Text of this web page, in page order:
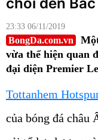
23:33 06/11/2019
BongDa.com.vn
vừa thể hiện quan
đại diện Premier
Tottanhem
của bóng đá châu